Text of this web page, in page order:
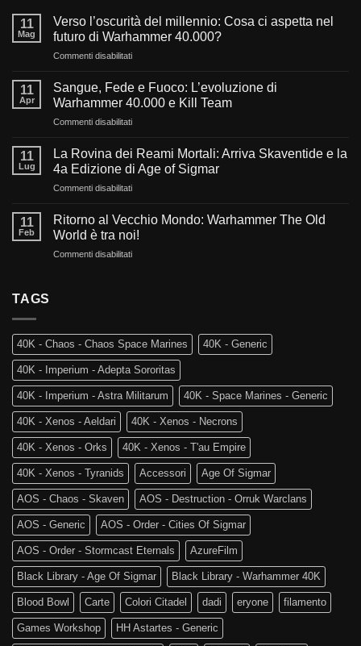
11
Mag
Verso l’oscurità del millennio: Cosa ci aspetta nel
futuro di Warhammer 40.000?
Commenti disabilitatisu
l’oscurità
del
millennio:
Cosa
aspetta
nel
futuro
di
40.000?
11
Apr
Sangue, Fede e Fuoco: L’evoluzione di
Warhammer 40.000 e Kill Team
Commenti disabilitatisu
Fede
e
Fuoco:
L’evoluzione
Warhammer
40.000
Kill
11
Lug
La Rovina dei Reami Mortali: Arriva Skaventide e la
4a Edizione di Age of Sigmar
Commenti disabilitatisu
Rovina
dei
Reami
Mortali:
Edizione
Age
of
Sigmar
11
Feb
Ritorno al Vecchio Mondo: Warhammer The Old
World è tra noi!
Commenti disabilitatisu
The
Old
World
è
tra
noi!
TAGS
40K - Chaos - Chaos Space Marines 40K - Generic
40K - Imperium - Adepta Sororitas
40K - Imperium - Astra Militarum 40K - Space Marines - Generic
40K - Xenos - Aeldari 40K - Xenos - Necrons
40K - Xenos - Orks 40K - Xenos - T'au Empire
40K - Xenos - Tyranids Accessori Age Of Sigmar
AOS - Chaos - Skaven AOS - Destruction - Orruk Warclans
AOS - Generic AOS - Order - Cities Of Sigmar
AOS - Order - Stormcast Eternals AzureFilm
Black Library - Age Of Sigmar Black Library - Warhammer 40K
Blood Bowl Carte Colori Citadel dadi eryone filamento
Games Workshop HH Astartes - Generic